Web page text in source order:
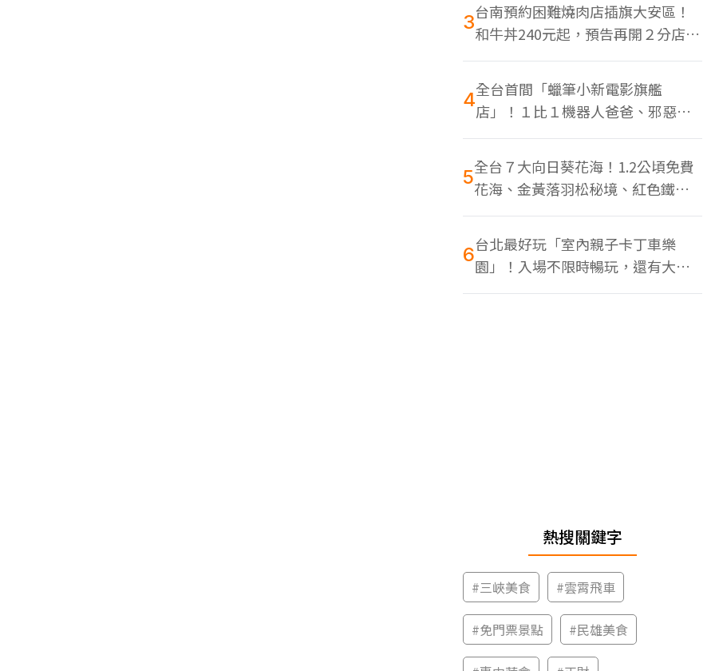
3台南預約困難燒肉店插旗大安區！
和牛丼240元起，預告再開２分店、
地點曝光
4全台首間「蠟筆小新電影旗艦
店」！１比１機器人爸爸、邪惡正
男，百款周邊買翻
5全台７大向日葵花海！1.2公頃免費
花海、金黃落羽松秘境、紅色鐵橋
同框
6台北最好玩「室內親子卡丁車樂
園」！入場不限時暢玩，還有大螢
幕Switch遊戲區
熱搜關鍵字
#三峽美食 #雲霄飛車
#免門票景點 #民雄美食